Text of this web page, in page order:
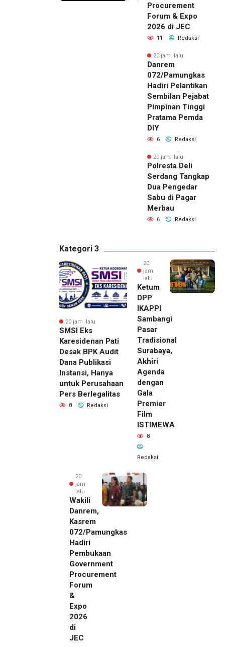
Procurement
Forum & Expo
2026 di JEC
11 Redaksi
20 jam lalu
Danrem
072/Pamungkas
Hadiri Pelantikan
Sembilan Pejabat
Pimpinan Tinggi
Pratama Pemda
DIY
6 Redaksi
20 jam lalu
Polresta Deli
Serdang Tangkap
Dua Pengedar
Sabu di Pagar
Merbau
6 Redaksi
Kategori 3
20 jam lalu
SMSI Eks
Karesidenan Pati
Desak BPK Audit
Dana Publikasi
Instansi, Hanya
untuk Perusahaan
Pers Berlegalitas
8 Redaksi
20
jam
lalu
Ketum
DPP
IKAPPI
Sambangi
Pasar
Tradisional
Surabaya,
Akhiri
Agenda
dengan
Gala
Premier
Film
ISTIMEWA
8
Redaksi
20
jam
lalu
Wakili
Danrem,
Kasrem
072/Pamungkas
Hadiri
Pembukaan
Government
Procurement
Forum
&
Expo
2026
di
JEC
20 jam lalu